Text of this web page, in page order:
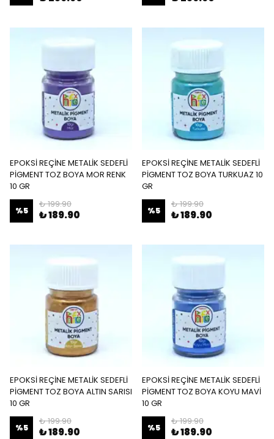
EPOKSİ REÇİNE METALİK SEDEFLİ
PİGMENT TOZ BOYA MOR RENK
10 GR
%5
₺ 199.90
₺ 189.90
EPOKSİ REÇİNE METALİK SEDEFLİ
PİGMENT TOZ BOYA TURKUAZ 10
GR
%5
₺ 199.90
₺ 189.90
EPOKSİ REÇİNE METALİK SEDEFLİ
PİGMENT TOZ BOYA ALTIN SARISI
10 GR
%5
₺ 199.90
₺ 189.90
EPOKSİ REÇİNE METALİK SEDEFLİ
PİGMENT TOZ BOYA KOYU MAVİ
10 GR
%5
₺ 199.90
₺ 189.90